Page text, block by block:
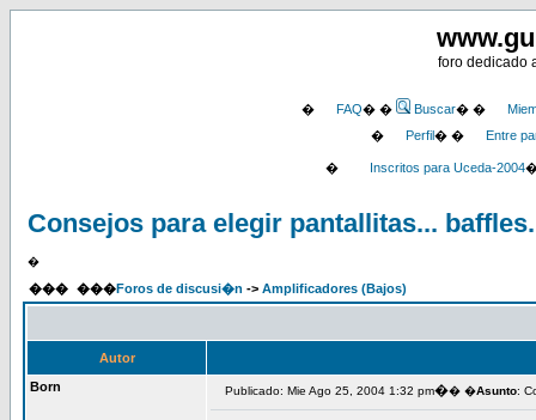
foro dedicado
� FAQ� � Buscar� �
�
Perfil� � Entre
� Inscritos para Uceda-2004
Consejos para elegir pantallitas...
�
��� ���Foros de discusi�n -> Amplificadores (Bajos)
Autor
Born
Publicado: Mie Ago 25, 2004 1:32 pm�� �Asunto: